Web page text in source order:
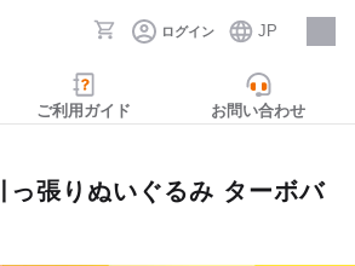
ログイン JP
採用情報
ご利用ガイド お問い合わせ
っ張りぬいぐるみ ターボバ